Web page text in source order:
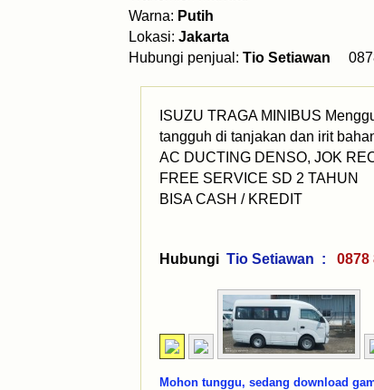
Warna: Putih
Lokasi: Jakarta
Hubungi penjual: Tio Setiawan
ISUZU TRAGA MINIBUS
tangguh di tanjakan dan irit
AC DUCTING DENSO, JOK
FREE SERVICE SD 2 TAHUN
BISA CASH / KREDIT
Hubungi Tio Setiawan :
Mohon tunggu, sedang download